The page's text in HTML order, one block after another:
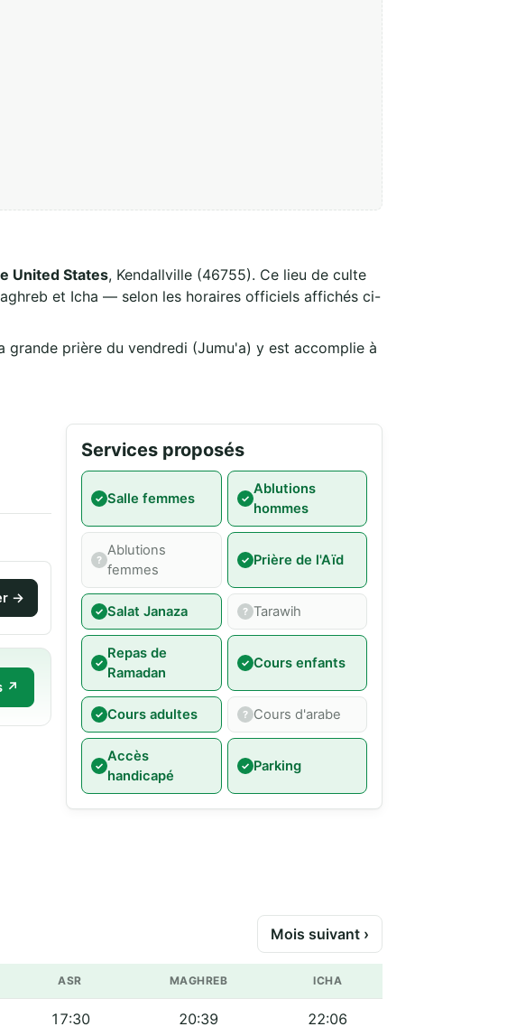
United States, Kendallville (46755). Ce lieu de culte
et Icha — selon les horaires officiels affichés ci-
grande prière du vendredi (Jumu'a) y est accomplie à
→
↗
Services proposés
Salle femmes
Ablutions
hommes
Ablutions
femmes
Prière de l'Aïd
Salat Janaza Tarawih
Repas de
Ramadan
Cours enfants
Cours adultes Cours d'arabe
Accès
handicapé
Parking
Mois suivant ›
ASR MAGHREB ICHA
17:30 20:39 22:06